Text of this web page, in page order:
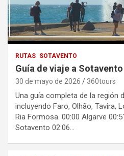
RUTAS SOTAVENTO
Guía de viaje a Sotavento
30 de mayo de 2026 360tours
Una guía completa de la región
incluyendo Faro, Olhão, Tavira,
Ria Formosa. 00:00 Algarve
Sotavento 02:06…